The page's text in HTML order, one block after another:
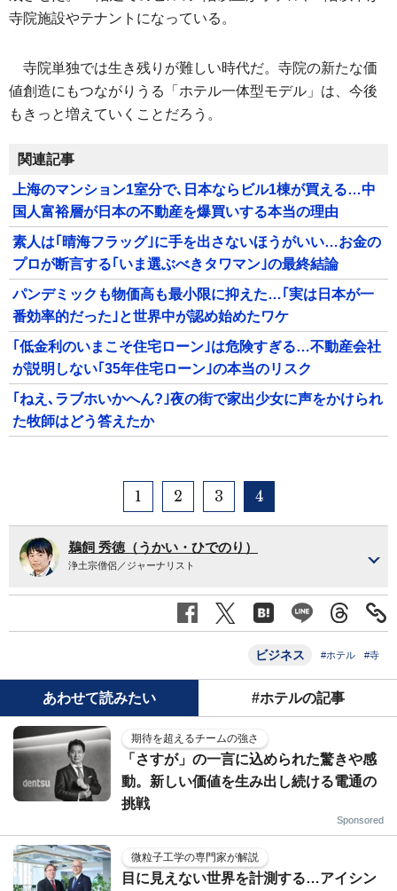
寺院施設やテナントになっている。
寺院単独では生き残りが難しい時代だ。寺院の新たな価
値創造にもつながりうる「ホテル一体型モデル」は、今後
もきっと増えていくことだろう。
関連記事
上海のマンション1室分で､日本ならビル1棟が買える…中
国人富裕層が日本の不動産を爆買いする本当の理由
素人は｢晴海フラッグ｣に手を出さないほうがいい…お金の
プロが断言する｢いま選ぶべきタワマン｣の最終結論
パンデミックも物価高も最小限に抑えた…｢実は日本が一
番効率的だった｣と世界中が認め始めたワケ
｢低金利のいまこそ住宅ローン｣は危険すぎる…不動産会社
が説明しない｢35年住宅ローン｣の本当のリスク
｢ねえ､ラブホいかへん?｣夜の街で家出少女に声をかけられ
た牧師はどう答えたか
1 2 3 4
鵜飼 秀徳（うかい・ひでのり）
浄土宗僧侶／ジャーナリスト
ビジネス #ホテル #寺
あわせて読みたい #ホテルの記事
期待を超えるチームの強さ
「さすが」の一言に込められた驚きや感
動。新しい価値を生み出し続ける電通の
挑戦
Sponsored
微粒子工学の専門家が解説
目に見えない世界を計測する…アイシン